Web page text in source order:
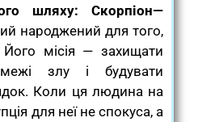
шляху:
Скорпіон—
народжений для того,
місія — захищати
злу і будувати
Коли ця людина на
для неї не спокуса, а